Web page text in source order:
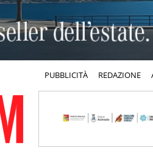
PUBBLICITÀ REDAZIONE